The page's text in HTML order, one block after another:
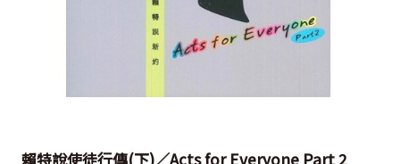
賴特說使徒行傳(下)／Acts for Everyone Part 2